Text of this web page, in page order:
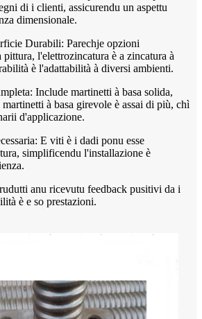
di i clienti, assicurendu un aspettu
dimensionale.
Durabili: Parechje opzioni
l'elettrozincatura è a zincatura à
è l'adattabilità à diversi ambienti.
Include martinetti à basa solida,
à basa girevole è assai di più, chì
d'applicazione.
E viti è i dadi ponu esse
simplificendu l'installazione è
anu ricevutu feedback pusitivi da i
è e so prestazioni.